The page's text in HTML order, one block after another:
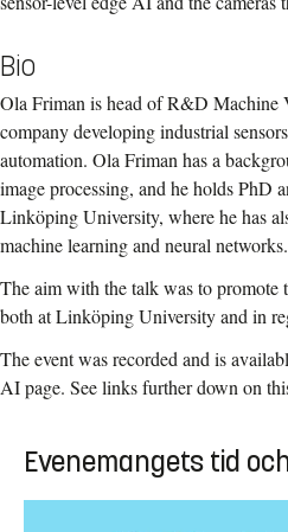
Bio
Ola Friman is head of R&D Machine
company developing industrial
automation. Ola Friman has a
image processing, and he holds PhD
Linköping University, where he has
machine learning and neural networks.
The aim with the talk was to
both at Linköping University and in
The event was recorded and is
AI page. See links further down on
Evenemangets tid